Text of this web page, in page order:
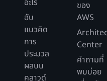
อะไร
ฮับ
แนวคิด
การ
ประมวล
ผลบน
คลาวด์
ของ
AWS
Center
คำถามที่
พบบ่อย